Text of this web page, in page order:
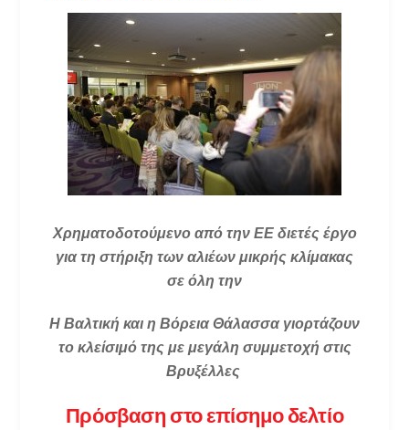
Χρηματοδοτούμενο από την ΕΕ διετές έργο
για τη στήριξη των αλιέων μικρής κλίμακας
σε όλη την
Η Βαλτική και η Βόρεια Θάλασσα γιορτάζουν
το κλείσιμό της με μεγάλη συμμετοχή στις
Βρυξέλλες
Πρόσβαση στο επίσημο δελτίο